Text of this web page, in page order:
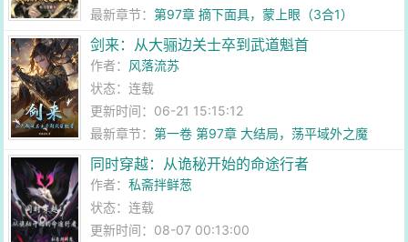
最新章节：第97章 摘下面具，蒙上眼（3合1）
剑来：从大骊边关士卒到武道魁首
作者： 风落流苏
状态：连载
更新时间：06-21 15:15:12
最新章节：第一卷 第97章 大结局，荡平域外之魔
同时穿越：从诡秘开始的命途行者
作者：私斋拌鲜葱
状态：连载
更新时间：08-07 00:13:00